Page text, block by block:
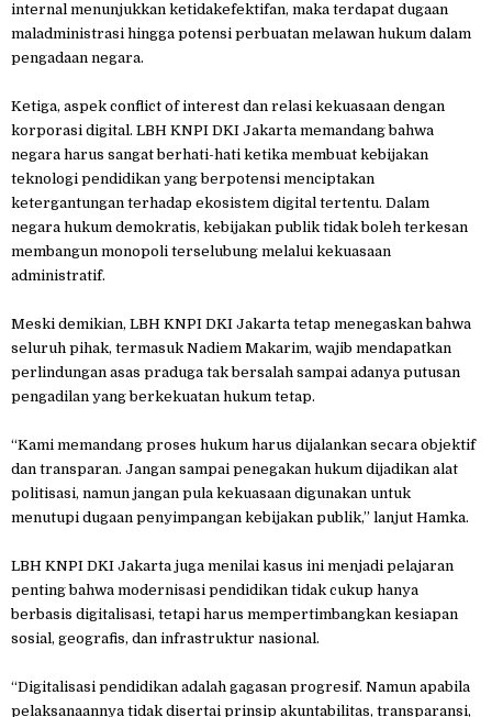
internal menunjukkan ketidakefektifan, maka terdapat dugaan
maladministrasi hingga potensi perbuatan melawan hukum dalam
pengadaan negara.
Ketiga, aspek conflict of interest dan relasi kekuasaan dengan
korporasi digital. LBH KNPI DKI Jakarta memandang bahwa
negara harus sangat berhati-hati ketika membuat kebijakan
teknologi pendidikan yang berpotensi menciptakan
ketergantungan terhadap ekosistem digital tertentu. Dalam
negara hukum demokratis, kebijakan publik tidak boleh terkesan
membangun monopoli terselubung melalui kekuasaan
administratif.
Meski demikian, LBH KNPI DKI Jakarta tetap menegaskan bahwa
seluruh pihak, termasuk Nadiem Makarim, wajib mendapatkan
perlindungan asas praduga tak bersalah sampai adanya putusan
pengadilan yang berkekuatan hukum tetap.
“Kami memandang proses hukum harus dijalankan secara objektif
dan transparan. Jangan sampai penegakan hukum dijadikan alat
politisasi, namun jangan pula kekuasaan digunakan untuk
menutupi dugaan penyimpangan kebijakan publik,” lanjut Hamka.
LBH KNPI DKI Jakarta juga menilai kasus ini menjadi pelajaran
penting bahwa modernisasi pendidikan tidak cukup hanya
berbasis digitalisasi, tetapi harus mempertimbangkan kesiapan
sosial, geografis, dan infrastruktur nasional.
“Digitalisasi pendidikan adalah gagasan progresif. Namun apabila
pelaksanaannya tidak disertai prinsip akuntabilitas, transparansi,